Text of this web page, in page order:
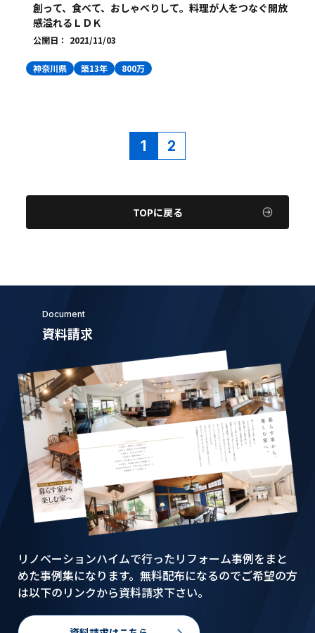
創って、食べて、おしゃべりして。料理が人をつなぐ開放
感溢れるＬＤＫ
公開日： 2021/11/03
神奈川県 築13年 800万
1 2
TOPに戻る
Document
資料請求
リノベーションハイムで行ったリフォーム事例をまと
めた事例集になります。無料配布になるのでご希望の方
は以下のリンクから資料請求下さい。